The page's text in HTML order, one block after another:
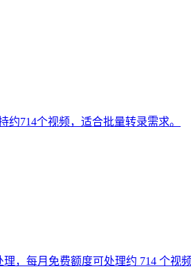
714个视频，适合批量转录需求。
，每月免费额度可处理约 714 个视频